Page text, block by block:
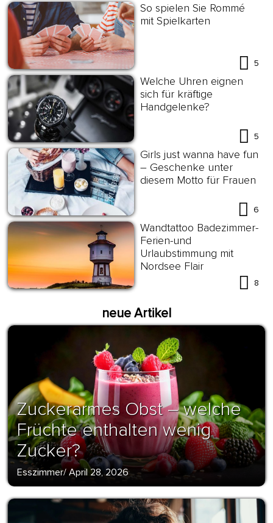
So spielen Sie Rommé
mit Spielkarten
5
Welche Uhren eignen
sich für kräftige
Handgelenke?
5
Girls just wanna have fun
– Geschenke unter
diesem Motto für Frauen
6
Wandtattoo Badezimmer-
Ferien-und
Urlaubstimmung mit
Nordsee Flair
8
neue Artikel
Zuckerarmes Obst – welche
Früchte enthalten wenig
Zucker?
Esszimmer/April 28, 2026